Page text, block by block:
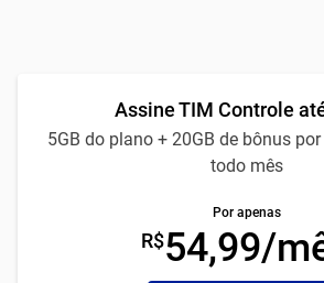
Assine TIM Controle
5GB do plano + 20GB de bônus
todo mês
Por apenas
R$54,99/